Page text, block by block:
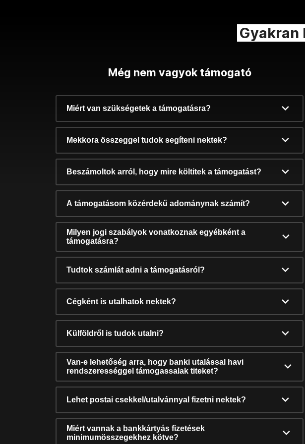
Gyakran
Még nem vagyok támogató
Miért van szükségetek a támogatásra?
Mekkora összeggel tudok segíteni nektek?
Beszámoltok arról, hogy mire költitek a támogatást?
A támogatásom közérdekű adománynak számít?
Milyen jogi szabályok vonatkoznak egyébként a
támogatásra?
Tudtok számlát adni a támogatásról?
Cégként is utalhatok nektek?
Külföldről is tudok utalni?
Van-e lehetőség arra, hogy banki utalással havi
rendszerességgel támogassalak titeket?
Lehet postai csekkel/utalvánnyal fizetni nektek?
Miért vannak a bankkártyás fizetések
minimumösszegekhez kötve?